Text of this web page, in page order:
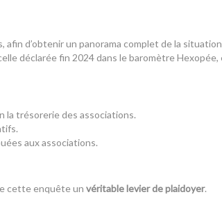
afin d’obtenir un panorama complet de la
déclarée fin 2024 dans le baromètre
la trésorerie des associations.
aux associations.
cette enquête un véritable levier de plaidoyer.